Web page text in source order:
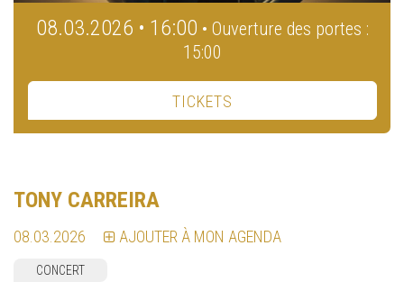
08.03.2026 • 16:00 • Ouverture des portes :
15:00
TICKETS
TONY CARREIRA
08.03.2026 AJOUTER À MON AGENDA
CONCERT